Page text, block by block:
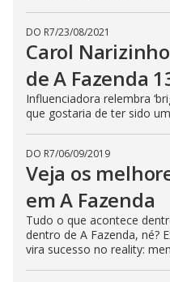
DO R7/23/08/2021
Carol
de A Fazenda
Influenciadora relembra
que gostaria de ter sido
DO R7/06/09/2019
Veja os
em A Fazenda
Tudo o que acontece
dentro de A Fazenda, né?
vira sucesso no reality: